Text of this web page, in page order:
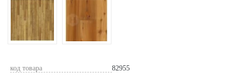
код товара 82955